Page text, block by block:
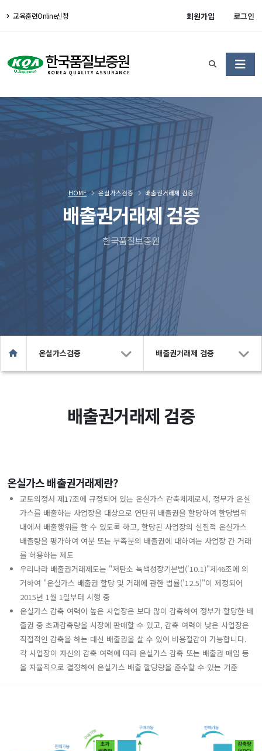
교육훈련Online신청 회원가입 로그인
배출권거래제 검증
한국품질보증원
HOME 온실가스검증 배출권거래제 검증
온실가스검증 배출권거래제 검증
배출권거래제 검증
온실가스 배출권거래제란?
교토의정서 제17조에 규정되어 있는 온실가스 감축체제로서, 정부가 온실
가스를 배출하는 사업장을 대상으로 연단위 배출권을 할당하여 할당범위
내에서 배출행위를 할 수 있도록 하고, 할당된 사업장의 실질적 온실가스
배출량을 평가하여 여분 또는 부족분의 배출권에 대하여는 사업장 간 거래
를 허용하는 제도
우리나라 배출권거래제도는 "저탄소 녹색성장기본법('10.1)"제46조에 의
거하여 "온실가스 배출권 할당 및 거래에 관한 법률('12.5)"이 제정되어
2015년 1월 1일부터 시행 중
온실가스 감축 여력이 높은 사업장은 보다 많이 감축하여 정부가 할당한 배
출권 중 초과감축량을 시장에 판매할 수 있고, 감축 여력이 낮은 사업장은
직접적인 감축을 하는 대신 배출권을 살 수 있어 비용절감이 가능합니다.
각 사업장이 자신의 감축 여력에 따라 온실가스 감축 또는 배출권 매입 등
을 자율적으로 결정하여 온실가스 배출 할당량을 준수할 수 있는 기준